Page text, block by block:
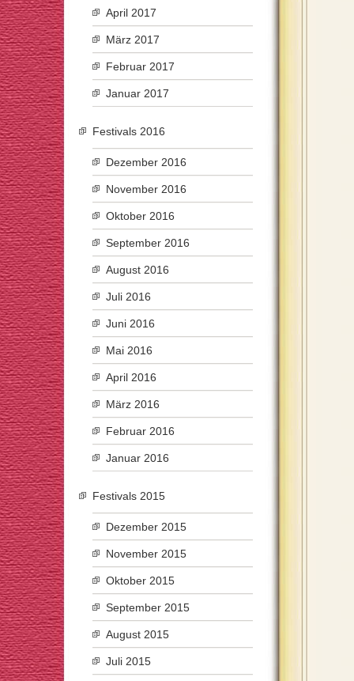
April 2017
März 2017
Februar 2017
Januar 2017
Festivals 2016
Dezember 2016
November 2016
Oktober 2016
September 2016
August 2016
Juli 2016
Juni 2016
Mai 2016
April 2016
März 2016
Februar 2016
Januar 2016
Festivals 2015
Dezember 2015
November 2015
Oktober 2015
September 2015
August 2015
Juli 2015